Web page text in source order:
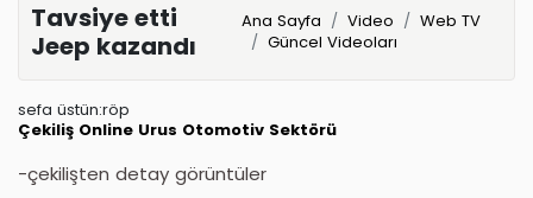
Tavsiye etti
Jeep kazandı
Ana Sayfa Video
Web TV
Güncel Videoları
sefa üstün:röp
Çekiliş Online Urus Otomotiv Sektörü
-çekilişten detay görüntüler